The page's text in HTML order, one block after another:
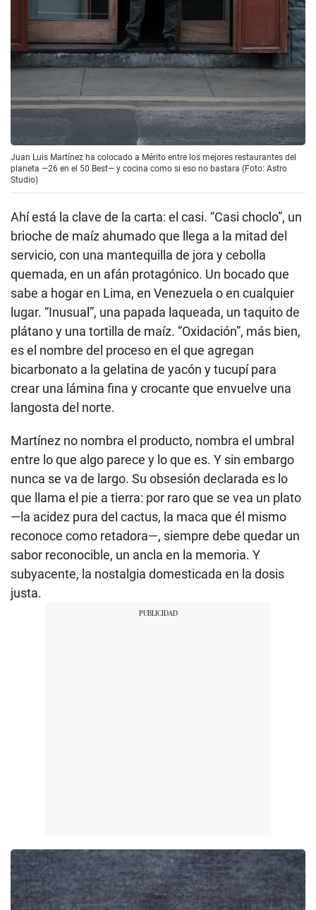
Juan Luis Martínez ha colocado a Mérito entre los mejores restaurantes del
planeta —26 en el 50 Best— y cocina como si eso no bastara (Foto: Astro
Studio)
Ahí está la clave de la carta: el casi. “Casi choclo”, un
brioche de maíz ahumado que llega a la mitad del
servicio, con una mantequilla de jora y cebolla
quemada, en un afán protagónico. Un bocado que
sabe a hogar en Lima, en Venezuela o en cualquier
lugar. “Inusual”, una papada laqueada, un taquito de
plátano y una tortilla de maíz. “Oxidación”, más bien,
es el nombre del proceso en el que agregan
bicarbonato a la gelatina de yacón y tucupí para
crear una lámina fina y crocante que envuelve una
langosta del norte.
Martínez no nombra el producto, nombra el umbral
entre lo que algo parece y lo que es. Y sin embargo
nunca se va de largo. Su obsesión declarada es lo
que llama el pie a tierra: por raro que se vea un plato
—la acidez pura del cactus, la maca que él mismo
reconoce como retadora—, siempre debe quedar un
sabor reconocible, un ancla en la memoria. Y
subyacente, la nostalgia domesticada en la dosis
justa.